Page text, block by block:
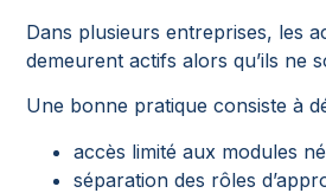
Dans plusieurs entreprises, les
demeurent actifs alors qu’ils ne
Une bonne pratique consiste à
accès limité aux modules
séparation des rôles